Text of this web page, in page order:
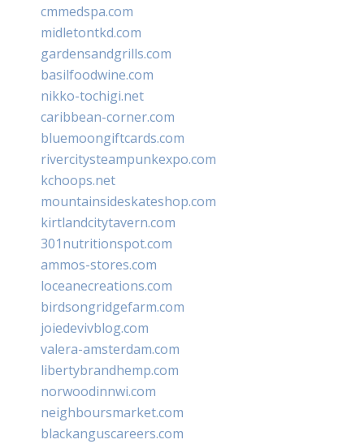
cmmedspa.com
midletontkd.com
gardensandgrills.com
basilfoodwine.com
nikko-tochigi.net
caribbean-corner.com
bluemoongiftcards.com
rivercitysteampunkexpo.com
kchoops.net
mountainsideskateshop.com
kirtlandcitytavern.com
301nutritionspot.com
ammos-stores.com
loceanecreations.com
birdsongridgefarm.com
joiedevivblog.com
valera-amsterdam.com
libertybrandhemp.com
norwoodinnwi.com
neighboursmarket.com
blackanguscareers.com